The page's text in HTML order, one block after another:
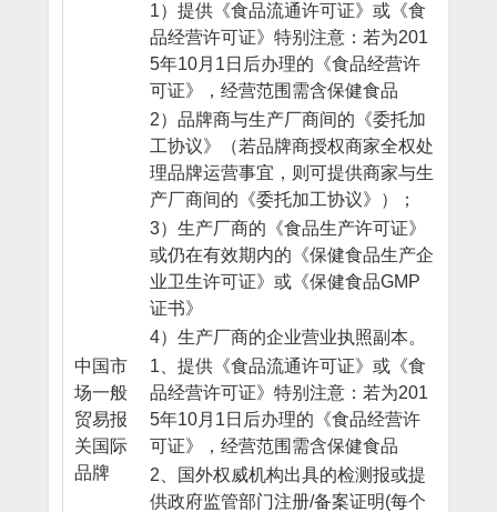
1）提供《食品流通许可证》或《食
品经营许可证》特别注意：若为201
5年10月1日后办理的《食品经营许
可证》，经营范围需含保健食品
2）品牌商与生产厂商间的《委托加
工协议》（若品牌商授权商家全权处
理品牌运营事宜，则可提供商家与生
产厂商间的《委托加工协议》）；
3）生产厂商的《食品生产许可证》
或仍在有效期内的《保健食品生产企
业卫生许可证》或《保健食品GMP
证书》
4）生产厂商的企业营业执照副本。
中国市
场一般
贸易报
关国际
品牌
1、提供《食品流通许可证》或《食
品经营许可证》特别注意：若为201
5年10月1日后办理的《食品经营许
可证》，经营范围需含保健食品
2、国外权威机构出具的检测报或提
供政府监管部门注册/备案证明(每个